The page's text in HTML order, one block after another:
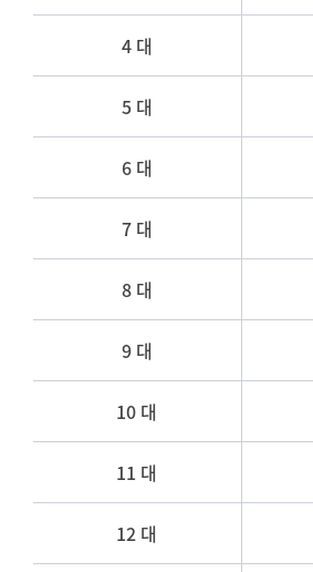
4 대
5 대
6 대
7 대
8 대
9 대
10 대
11 대
12 대